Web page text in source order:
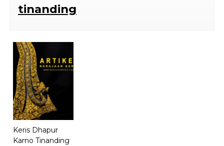
tinanding
Keris Dhapur
Karno Tinanding